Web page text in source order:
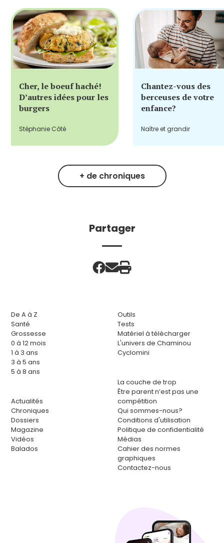
Cher, le boeuf haché!
D’autres idées pour les
burgers
Stéphanie Côté
Chantez-vous des
berceuses de votre
enfance?
Naître et grandir
+ de chroniques
Partager
De A à Z
Santé
Grossesse
0 à 12 mois
1 à 3 ans
3 à 5 ans
5 à 8 ans
Actualités
Chroniques
Dossiers
Magazine
Vidéos
Balados
Outils
Tests
Matériel à télécharger
L'univers de Chaminou
Cyclomini
La couche de trop
Être parent n’est pas une
compétition
Qui sommes-nous?
Conditions d'utilisation
Politique de confidentialité
Médias
Cahier des normes
graphiques
Contactez-nous